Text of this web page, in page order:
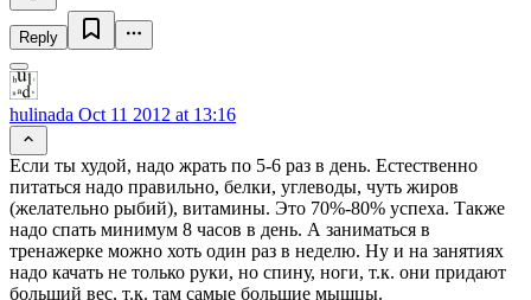
Reply
hulinada Oct 11 2012 at 13:16
Если ты худой, надо жрать по 5-6 раз в день. Естественно
питаться надо правильно, белки, углеводы, чуть жиров
(желательно рыбий), витамины. Это 70%-80% успеха. Также
надо спать минимум 8 часов в день. А заниматься в
тренажерке можно хоть один раз в неделю. Ну и на занятиях
надо качать не только руки, но спину, ноги, т.к. они придают
больший вес, т.к. там самые большие мышцы.